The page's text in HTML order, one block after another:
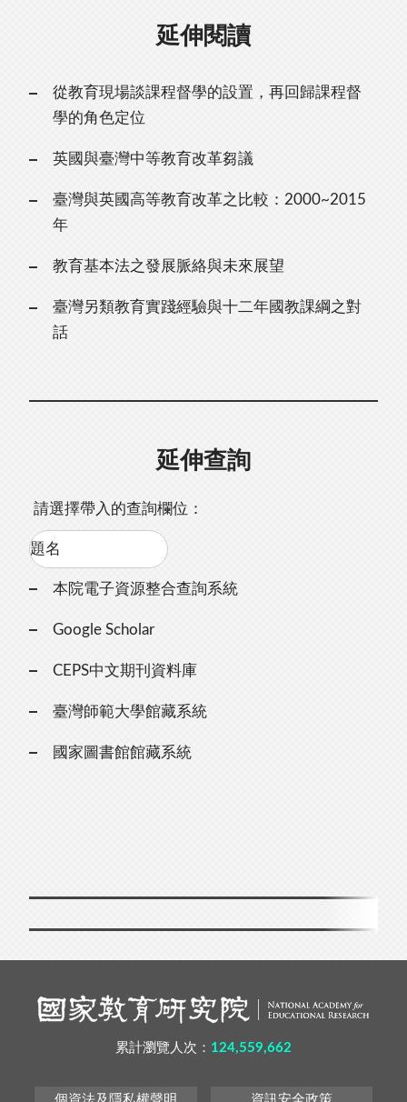
延伸閱讀
從教育現場談課程督學的設置，再回歸課程督
學的角色定位
英國與臺灣中等教育改革芻議
臺灣與英國高等教育改革之比較：2000~2015
年
教育基本法之發展脈絡與未來展望
臺灣另類教育實踐經驗與十二年國教課綱之對
話
延伸查詢
請選擇帶入的查詢欄位：
本院電子資源整合查詢系統
Google Scholar
CEPS中文期刊資料庫
臺灣師範大學館藏系統
國家圖書館館藏系統
累計瀏覽人次： 124,559,662